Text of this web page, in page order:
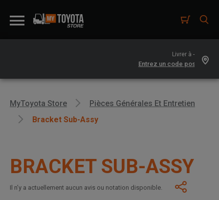
Livrer à -
MyToyota Store
Pièces Générales Et Entretien
Bracket Sub-Assy
BRACKET SUB-ASSY
Il n’y a actuellement aucun avis ou notation disponible.